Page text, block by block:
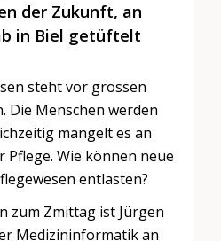
der Zukunft, an
in Biel getüftelt
steht vor grossen
Die Menschen werden
mangelt es an
Pflege. Wie können neue
entlasten?
zum Zmittag ist Jürgen
Medizininformatik an